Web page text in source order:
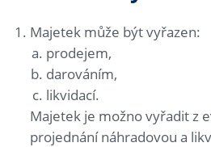
Majetek může být vyřazen:
prodejem,
darováním,
likvidací.
Majetek je možno vyřadit z
projednání náhradovou a